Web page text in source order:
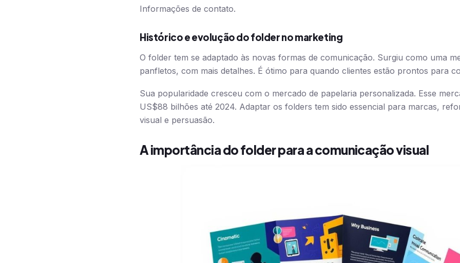
Informações de contato.
Histórico e evolução do folder no marketing
O folder tem se adaptado às novas formas de comunicação. Surgiu como uma
panfletos, com mais detalhes. É ótimo para quando clientes estão prontos para
Sua popularidade cresceu com o mercado de papelaria personalizada. Esse
US$88 bilhões até 2024. Adaptar os folders tem sido essencial para marcas,
visual e persuasão.
A importância do folder para a comunicação visual